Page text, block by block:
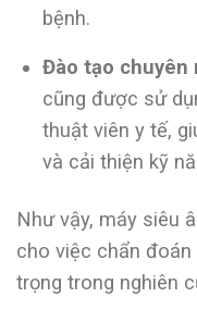
bệnh.
Đào tạo chuyên
cũng được sử
thuật viên y tế,
và cải thiện kỹ
Như vậy, máy siêu
cho việc chẩn
trọng trong nghiên